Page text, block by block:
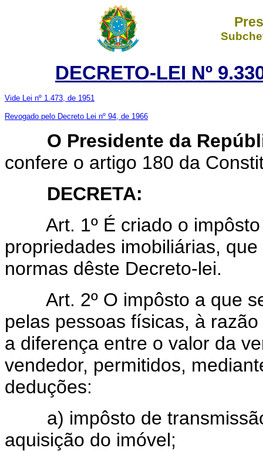
DECRETO-LEI Nº
Vide Lei nº 1.473, de 1951
Revogado pelo Decreto Lei nº 94, de 1966
O Presidente da
confere o artigo 180 da
DECRETA:
Art. 1º É criado o impôsto
propriedades imobiliárias,
normas dêste Decreto-lei.
Art. 2º O impôsto a que
pelas pessoas físicas, à
a diferença entre o valor da
vendedor, permitidos,
deduções:
a) impôsto de transmissão
aquisição do imóvel;